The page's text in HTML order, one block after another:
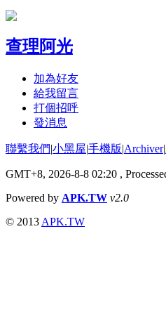
查理阿光
加為好友
給我留言
打個招呼
發消息
聯繫我們|小黑屋|手機版|Archiver|
GMT+8, 2026-8-8 02:20 ,
Powered by APK.TW v2.0
© 2013 APK.TW